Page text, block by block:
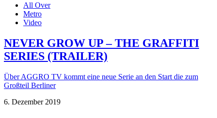
All Over
Metro
Video
NEVER GROW UP – THE GRAFFITI
SERIES (TRAILER)
Über AGGRO TV kommt eine neue Serie an den Start die zum
Großteil Berliner
6. Dezember 2019